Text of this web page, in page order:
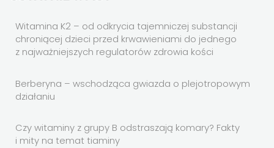
Witamina K2 – od odkrycia tajemniczej substancji
chroniącej dzieci przed krwawieniami do jednego
z najważniejszych regulatorów zdrowia kości
Berberyna – wschodząca gwiazda o plejotropowym
działaniu
Czy witaminy z grupy B odstraszają komary? Fakty
i mity na temat tiaminy